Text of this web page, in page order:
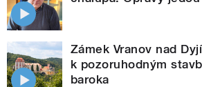
Zámek Vranov nad
k pozoruhodným
baroka